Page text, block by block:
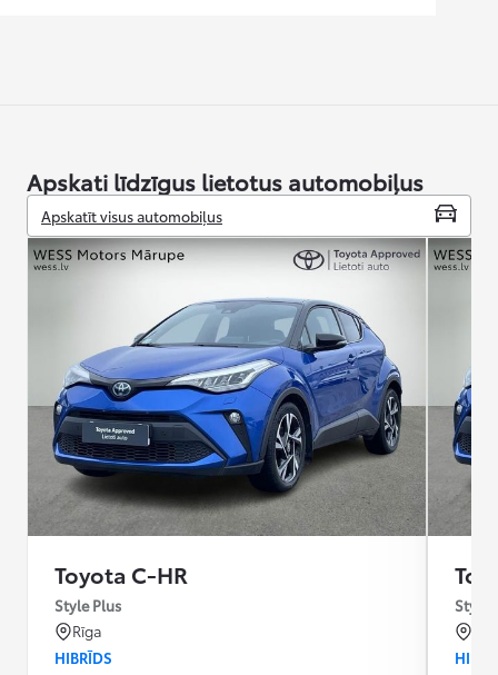
Apskati līdzīgus lietotus automobiļus
Apskatīt visus automobiļus
Toyota C-HR
Style Plus
Rīga
HIBRĪDS
Style